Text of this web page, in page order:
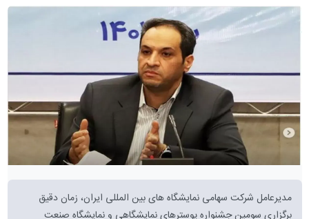
مدیرعامل شرکت سهامی نمایشگاه های بین المللی ایران، زمان دقیق